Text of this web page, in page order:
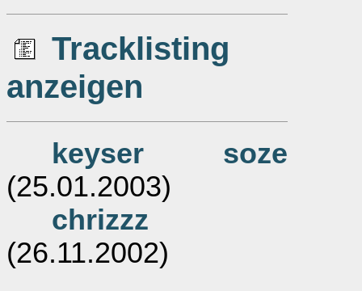
Tracklisting
anzeigen
keyser soze
(25.01.2003)
chrizzz
(26.11.2002)